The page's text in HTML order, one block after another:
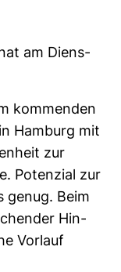
am Diens­
kom­menden
Ham­burg mit
zur
Poten­zial zur
genug. Beim
Hin­
Vor­lauf